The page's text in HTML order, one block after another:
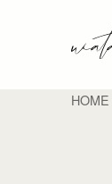
HOME